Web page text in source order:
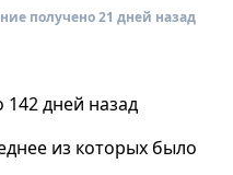
получено 21 дней назад
дней назад
из которых было